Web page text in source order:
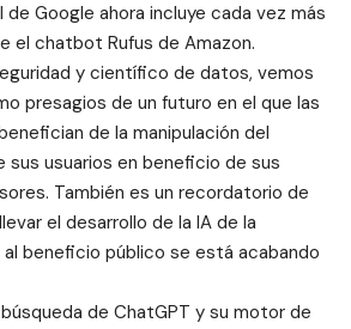
Google ahora incluye cada vez más
el chatbot Rufus de Amazon.
y científico de datos, vemos
presagios de un futuro en el que las
de la manipulación del
usuarios en beneficio de sus
También es un recordatorio de
el desarrollo de la IA de la
beneficio público se está acabando
de ChatGPT y su motor de